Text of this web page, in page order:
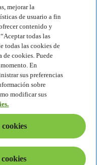
mejorar la
de usuario a fin
contenido y
todas las
todas las cookies de
de cookies. Puede
En
sus preferencias
sobre
modificar sus